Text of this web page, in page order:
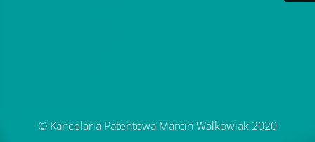
© Kancelaria Patentowa Marcin Walkowiak 2020